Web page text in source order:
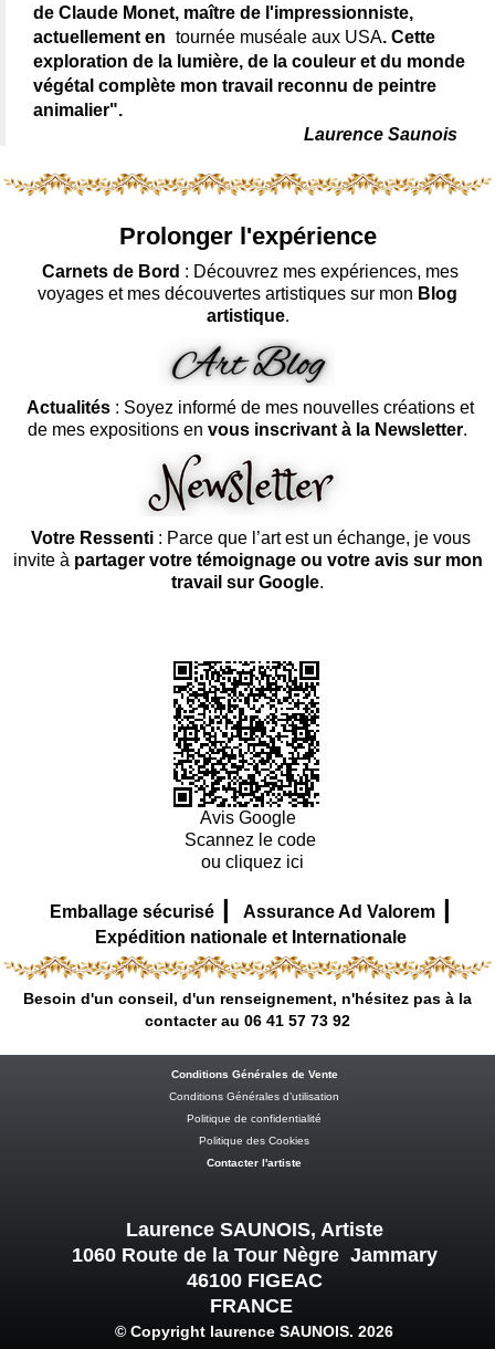
de Claude Monet, maître de l'impressionniste,
actuellement en tournée muséale aux USA. Cette
exploration de la lumière, de la couleur et du monde
végétal complète mon travail reconnu de peintre
animalier".
Laurence Saunois
Prolonger l'expérience
Carnets de Bord : Découvrez mes expériences, mes
voyages et mes découvertes artistiques sur mon Blog
artistique.
Actualités : Soyez informé de mes nouvelles créations et
de mes expositions en vous inscrivant à la Newsletter.
Votre Ressenti: Parce que l’art est un échange, je vous
invite à partager votre témoignage ou votre avis sur mon
travail sur Google.
Avis Google
Scannez le code
ou cliquez ici
Emballage sécurisé | Assurance Ad Valorem |
Expédition nationale et Internationale
Besoin d'un conseil, d'un renseignement, n'hésitez pas à la
contacter au 06 41 57 73 92
Conditions Générales de Vente
Conditions Générales d’utilisation
Politique de confidentialité
Politique des Cookies
Contacter l'artiste
Laurence SAUNOIS, Artiste
1060 Route de la Tour Nègre Jammary
46100 FIGEAC
FRANCE
© Copyright laurence SAUNOIS. 2026